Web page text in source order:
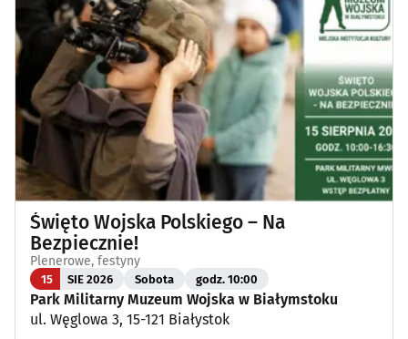
Święto Wojska Polskiego – Na
Bezpiecznie!
Plenerowe, festyny
15 SIE 2026 Sobota godz. 10:00
Park Militarny Muzeum Wojska w Białymstoku
ul. Węglowa 3, 15-121 Białystok